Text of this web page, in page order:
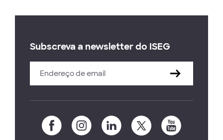
Subscreva a newsletter do ISEG